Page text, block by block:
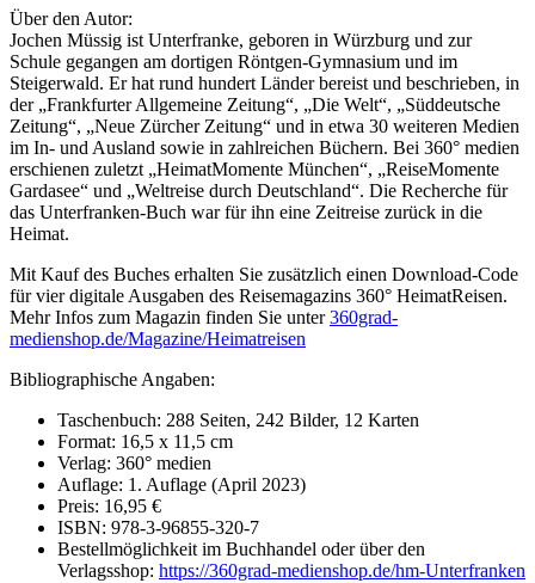
Über den Autor:
Jochen Müssig ist Unterfranke, geboren in Würzburg und zur
Schule gegangen am dortigen Röntgen-Gymnasium und im
Steigerwald. Er hat rund hundert Länder bereist und beschrieben, in
der „Frankfurter Allgemeine Zeitung“, „Die Welt“, „Süddeutsche
Zeitung“, „Neue Zürcher Zeitung“ und in etwa 30 weiteren Medien
im In- und Ausland sowie in zahlreichen Büchern. Bei 360° medien
erschienen zuletzt „HeimatMomente München“, „ReiseMomente
Gardasee“ und „Weltreise durch Deutschland“. Die Recherche für
das Unterfranken-Buch war für ihn eine Zeitreise zurück in die
Heimat.
Mit Kauf des Buches erhalten Sie zusätzlich einen Download-Code
für vier digitale Ausgaben des Reisemagazins 360° HeimatReisen.
Mehr Infos zum Magazin finden Sie unter360grad-
medienshop.de/Magazine/Heimatreisen
Bibliographische Angaben:
Taschenbuch: 288 Seiten, 242 Bilder, 12 Karten
Format: 16,5 x 11,5 cm
Verlag: 360° medien
Auflage: 1. Auflage (April 2023)
Preis: 16,95 €
ISBN: 978-3-96855-320-7
Bestellmöglichkeit im Buchhandel oder über den
Verlagsshop: https://360grad-medienshop.de/hm-Unterfranken